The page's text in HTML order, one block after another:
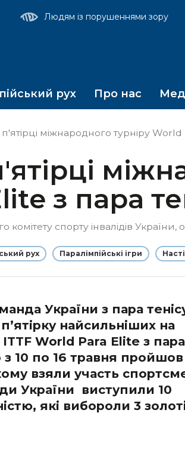
Людям із порушеннями зору
рух Про нас
п'ятірці міжнародного турніру
з пара
спорту інвалідів України,
рух Паралімпійські ігри
України з пара
найсильніших на
ITTF World Para Elite з пара
з 10 по 16 травня
взяли участь
України виступили 10
які вибороли 3